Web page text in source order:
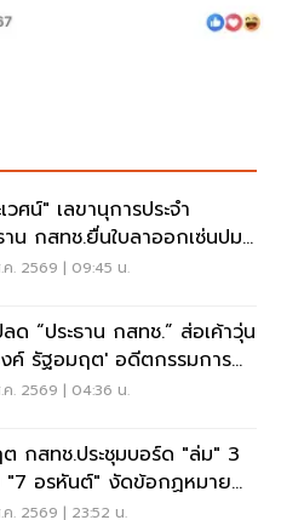
วศน์" เลขานุการประจำ
าน กสทช.ยื่นใบลาออกเซ่นปม
มบัตินพ.สรณ
. 2569 | 09:45 น.
ด “ประธาน กสทช.” ส่อเค้าวุ่น
ค์ รัฐอมฤต' อดีตกรรมการ
าโต้ข้อวินิจฉัย
. 2569 | 04:36 น.
กสทช.ประชุมบอร์ด "ล่ม" 3
"7 อรหันต์" งัดข้อกฏหมาย
ครยอมใคร
. 2569 | 23:52 น.